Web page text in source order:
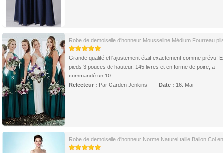
Robe de demoiselle d'honneur Mousseline Médium Fourreau
Grande qualité et l'ajustement était exactement comme prévu!
pieds 3 pouces de hauteur, 145 livres et en forme de poire, a
commandé un 10.
Relecteur : Par Garden Jenkins Date : 16. Mai
Robe de demoiselle d'honneur Norme Naturel taille Ballon Col